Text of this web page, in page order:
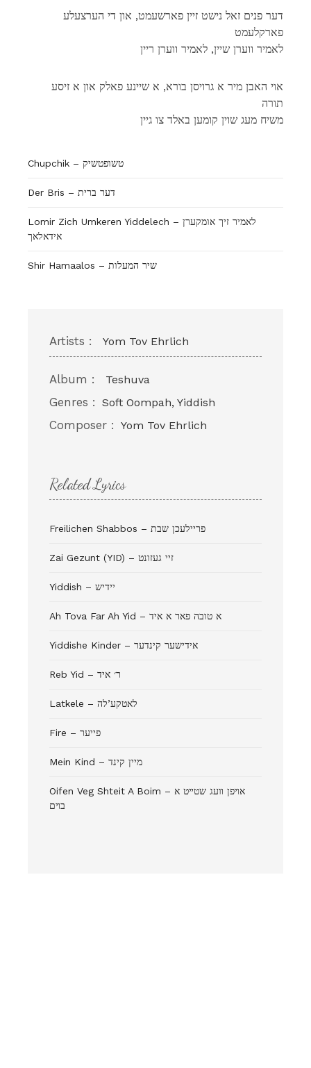
דער פנים זאל נישט זיין פארשעמט, און די הערצעלע
פארקלעמט
לאמיר ווערן שיין, לאמיר ווערן ריין
אוי האבן מיר א גרויסן בורא, א שיינע פאלק און א זיסע
תורה
משיח מעג שוין קומען באלד צו גיין
Chupchik – טשופטשיק
Der Bris – דער ברית
Lomir Zich Umkeren Yiddelech – לאמיר זיך אומקערן
אידאלאך
Shir Hamaalos – שיר המעלות
Artists : Yom Tov Ehrlich
Album : Teshuva
Genres : Soft Oompah, Yiddish
Composer : Yom Tov Ehrlich
Related Lyrics
Freilichen Shabbos – פריילעכן שבת
Zai Gezunt (YID) – זיי געזונט
Yiddish – יידיש
Ah Tova Far Ah Yid – א טובה פאר א איד
Yiddishe Kinder – אידישער קינדער
Reb Yid – ר׳ איד
Latkele – לאטקע’לה
Fire – פייער
Mein Kind – מיין קינד
Oifen Veg Shteit A Boim – אױפן װעג שטײט א
בױם